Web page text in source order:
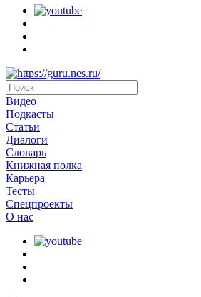
Видео
Подкасты
Статьи
Диалоги
Словарь
Книжная полка
Карьера
Тесты
Спецпроекты
О наc